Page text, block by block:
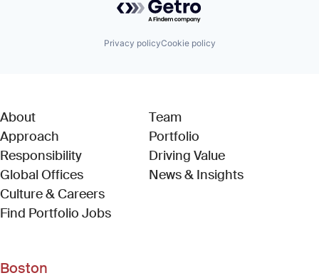
Privacy policyCookie policy
About
Approach
Responsibility
Global Offices
Culture & Careers
Find Portfolio Jobs(Link opens in new window)
Team
Portfolio
Driving Value
News & Insights
Boston